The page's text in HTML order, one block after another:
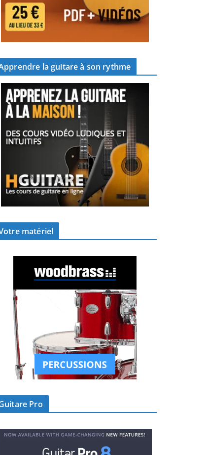
la guitare à son rythme
matériel
Pro